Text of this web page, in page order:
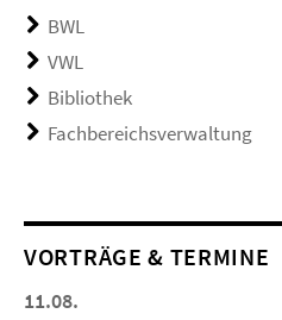
BWL
VWL
Bibliothek
Fachbereichsverwaltung
VORTRÄGE & TERMINE
11.08.